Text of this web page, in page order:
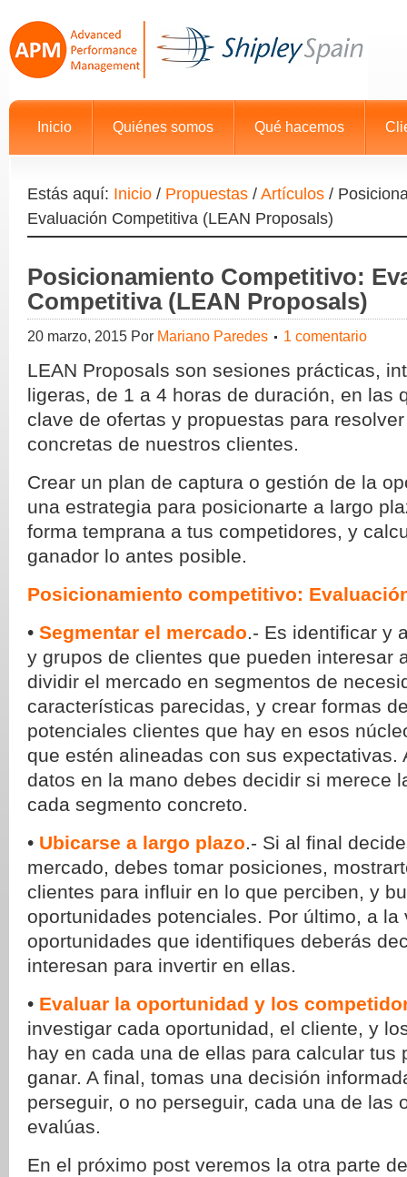
Inicio Quiénes somos Qué hacemos
Estás aquí: Inicio / Propuestas / Artículos /
Evaluación Competitiva (LEAN Proposals)
Posicionamiento Competitivo:
Competitiva (LEAN Proposals)
20 marzo, 2015 Por Mariano Paredes 1 comentario
LEAN Proposals son sesiones prácticas,
ligeras, de 1 a 4 horas de duración, en las
clave de ofertas y propuestas para
concretas de nuestros clientes.
Crear un plan de captura o gestión de la
una estrategia para posicionarte a largo
forma temprana a tus competidores, y
ganador lo antes posible.
Posicionamiento competitivo:
• Segmentar el mercado.- Es identificar y
y grupos de clientes que pueden interesar
dividir el mercado en segmentos de
características parecidas, y crear formas
potenciales clientes que hay en esos
que estén alineadas con sus expectativas.
datos en la mano debes decidir si merece
cada segmento concreto.
• Ubicarse a largo plazo.- Si al final
mercado, debes tomar posiciones,
clientes para influir en lo que perciben, y
oportunidades potenciales. Por último, a la
oportunidades que identifiques deberás
interesan para invertir en ellas.
• Evaluar la oportunidad y los
investigar cada oportunidad, el cliente, y
hay en cada una de ellas para calcular tus
ganar. A final, tomas una decisión
perseguir, o no perseguir, cada una de las
evalúas.
En el próximo post veremos la otra parte